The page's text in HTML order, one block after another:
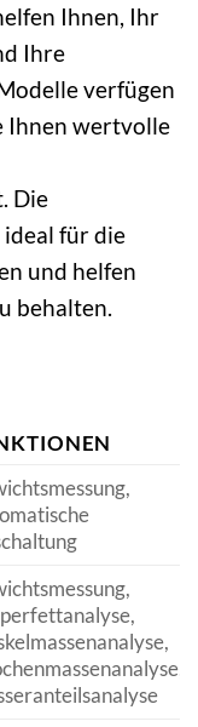
Ihnen, Ihr
Ihre
verfügen
Ihnen wertvolle
Die
ideal für die
und helfen
behalten.